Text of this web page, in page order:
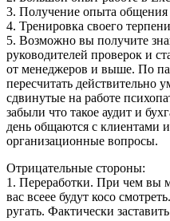
3. Получение опыта
4. Тренировка своего
5. Возможно вы получите
руководителей проверок и
от менеджеров и выше. По
пересчитать
сдвинутые на работе
забыли что такое аудит и
день общаются с клиентами
организационные вопросы.
Отрицательные стороны:
1. Переработки. При чем вы
вас всеее будут косо
ругать. Фактически